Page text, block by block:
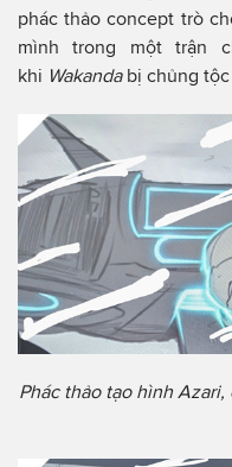
phác thảo concept trò
mình trong một trận
khi Wakandabị chủng tộc
Phác thảo tạo hình